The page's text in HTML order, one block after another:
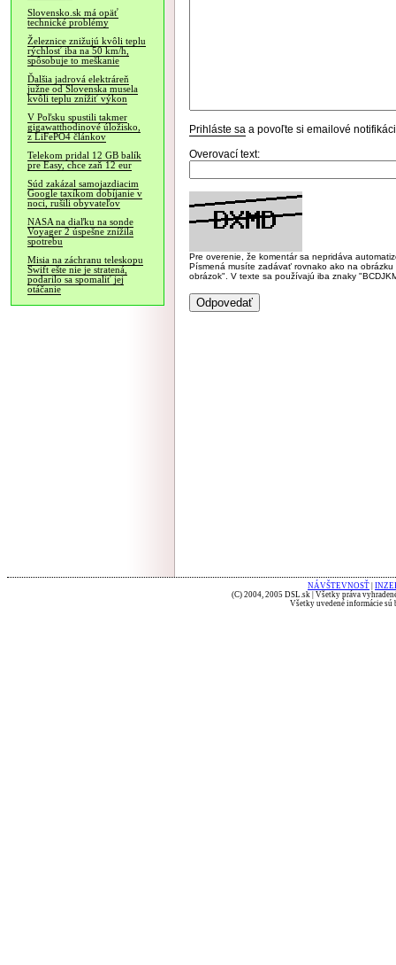
Slovensko.sk má opäť
technické problémy
Železnice znižujú kvôli teplu
rýchlosť iba na 50 km/h,
spôsobuje to meškanie
Ďalšia jadrová elektráreň
južne od Slovenska musela
kvôli teplu znížiť výkon
V Poľsku spustili takmer
gigawatthodinové úložisko,
z LiFePO4 článkov
Telekom pridal 12 GB balík
pre Easy, chce zaň 12 eur
Súd zakázal samojazdiacim
Google taxíkom dobíjanie v
noci, rušili obyvateľov
NASA na diaľku na sonde
Voyager 2 úspešne znížila
spotrebu
Misia na záchranu teleskopu
Swift ešte nie je stratená,
podarilo sa spomaliť jej
otáčanie
Prihláste sa a povoľte si emailové
Overovací text:
Pre overenie, že komentár sa nepridáva
Písmená musíte zadávať rovnako ako na
obrázok". V texte sa používajú iba znaky
NÁVŠTEVNOSŤ
(C) 2004, 2005 DSL.sk | Všetky práva
Všetky uvedené informácie sú